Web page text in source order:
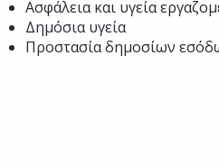
Ασφάλεια και υγεία
Δημόσια υγεία
Προστασία δημοσίων